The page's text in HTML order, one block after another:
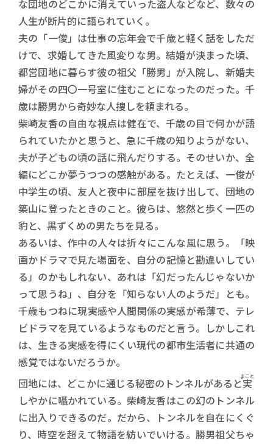
な団地のどこかに消えていった盗人などなど、数々の
人生が断片的に語られていく。
夫の「一俊」は仕事の忘年会で千歳と軽く話をしただ
けで、求婚してきた風変りな男。結婚が決まった頃、
都営団地に暮らす彼の祖父「勝男」が入院し、新婚夫
婦がその四〇一号室に住むことになったのだった。千
歳は勝男から奇妙な人捜しを頼まれる。
柴崎友香の自由な視点は健在で、千歳の目で何かが語
られていたかと思うと、急に千歳の知りようがない、
夫が子どもの頃の話に飛んだりする。そのせいか、全
編にどこか夢うつつの感触がある。たとえば、一俊が
中学生の頃、友人と夜中に部屋を抜け出して、団地の
築山に登ったときのこと。彼らは、悠然と歩く一匹の
豹と、黒ずくめの男たちを見る。
あるいは、作中の人々は折々にこんな風に思う。「映
画かドラマで見た場面を、自分の記憶と勘違いしてい
る」のかもしれない、あれは「幻だったんじゃないか
って思うね」、自分を「知らない人のようだ」とも。
千歳もつねに現実感や人間関係の実感が希薄で、テレ
ビドラマを見ているようなものだと言う。しかしこれ
は、生きる実感を得にくい現代の都市生活者に共通の
感覚ではないだろうか。
団地には、どこかに通じる秘密のトンネルがあると実
まこと
しやかに囁かれている。柴崎友香はこの幻のトンネル
に出入りできるのだ。だから、トンネルを自在にくぐ
り、時空を超えて物語を紡いでいける。勝男祖父ちゃ